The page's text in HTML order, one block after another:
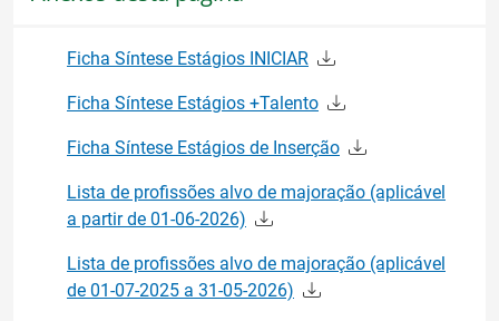
Ficha Síntese Estágios INICIAR
Ficha Síntese Estágios +Talento
Ficha Síntese Estágios de Inserção
Lista de profissões alvo de majoração (aplicável
a partir de 01-06-2026)
Lista de profissões alvo de majoração (aplicável
de 01-07-2025 a 31-05-2026)